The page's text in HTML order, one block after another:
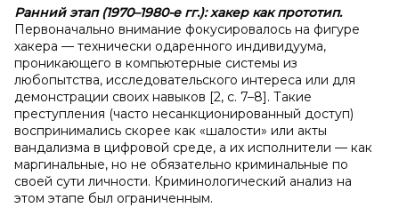
Ранний этап (1970–1980-е гг.): хакер как прототип.
Первоначально внимание фокусировалось на фигуре
хакера — технически одаренного индивидуума,
проникающего в компьютерные системы из
любопытства, исследовательского интереса или для
демонстрации своих навыков [2, с. 7–8]. Такие
преступления (часто несанкционированный доступ)
воспринимались скорее как «шалости» или акты
вандализма в цифровой среде, а их исполнители — как
маргинальные, но не обязательно криминальные по
своей сути личности. Криминологический анализ на
этом этапе был ограниченным.